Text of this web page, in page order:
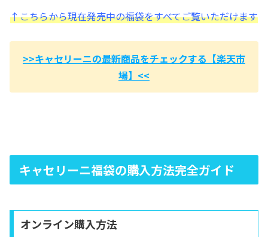
↑こちらから現在発売中の福袋をすべてご覧いただけます
>>キャセリーニの最新商品をチェックする【楽天市
場】<<
キャセリーニ福袋の購入方法完全ガイド
オンライン購入方法